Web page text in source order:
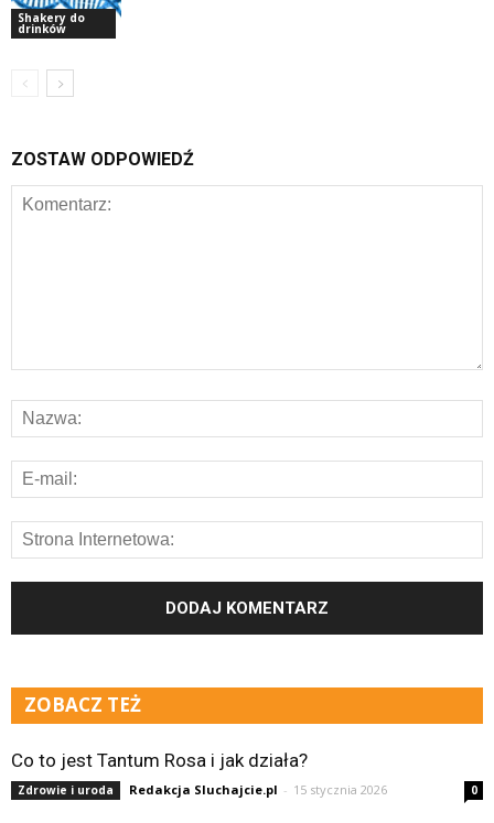
Shakery do
drinków
ZOSTAW ODPOWIEDŹ
ZOBACZ TEŻ
Co to jest Tantum Rosa i jak działa?
Zdrowie i uroda Redakcja Sluchajcie.pl - 15 stycznia 2026 0